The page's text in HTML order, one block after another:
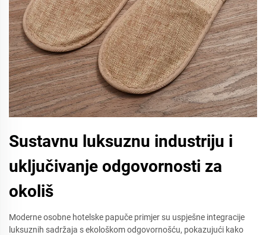
Sustavnu luksuznu industriju i
uključivanje odgovornosti za
okoliš
Moderne osobne hotelske papuče primjer su uspješne integracije
luksuznih sadržaja s ekološkom odgovornošću, pokazujući kako